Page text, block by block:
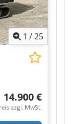
1 /25
14.900 €
zzgl. MwSt.